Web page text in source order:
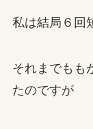
私は結局６回
それまでもも
たのですが